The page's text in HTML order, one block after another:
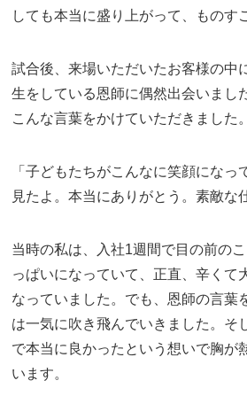
しても本当に盛り上がって、ものす
試合後、来場いただいたお客様の中
生をしている恩師に偶然出会いまし
こんな言葉をかけていただきました。
「子どもたちがこんなに笑顔になっ
見たよ。本当にありがとう。素敵な
当時の私は、入社1週間で目の前の
っぱいになっていて、正直、辛くて
なっていました。でも、恩師の言葉
は一気に吹き飛んでいきました。そ
で本当に良かったという想いで胸が
います。